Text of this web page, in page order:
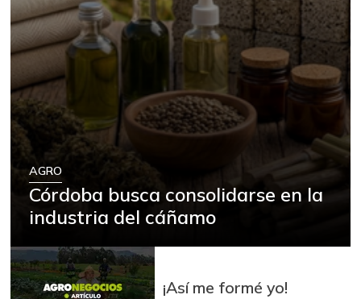
AGRO
Córdoba busca consolidarse en la
industria del cáñamo
¡Así me formé yo!